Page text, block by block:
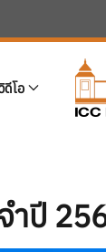
ดีโอ
ำปี